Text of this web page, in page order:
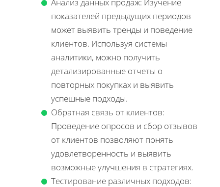
показателей предыдущих периодов
может выявить тренды и поведение
клиентов. Используя системы
аналитики, можно получить
детализированные отчеты о
повторных покупках и выявить
успешные подходы.
Обратная связь от клиентов:
Проведение опросов и сбор отзывов
от клиентов позволяют понять
удовлетворенность и выявить
возможные улучшения в стратегиях.
Тестирование различных подходов: